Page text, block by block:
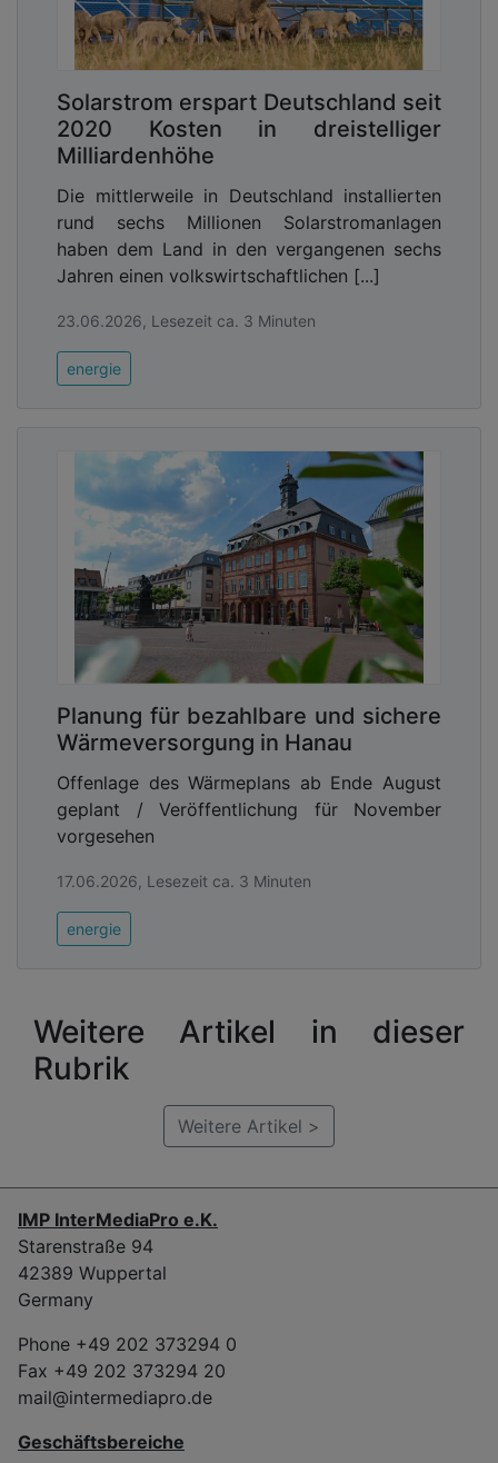
Solarstrom erspart Deutschland seit
2020 Kosten in dreistelliger
Milliardenhöhe
Die mittlerweile in Deutschland installierten
rund sechs Millionen Solarstromanlagen
haben dem Land in den vergangenen sechs
Jahren einen volkswirtschaftlichen [...]
23.06.2026, Lesezeit ca. 3 Minuten
energie
Planung für bezahlbare und sichere
Wärmeversorgung in Hanau
Offenlage des Wärmeplans ab Ende August
geplant / Veröffentlichung für November
vorgesehen
17.06.2026, Lesezeit ca. 3 Minuten
energie
Weitere Artikel in dieser
Rubrik
Weitere Artikel >
IMP InterMediaPro e.K.
Starenstraße 94
42389 Wuppertal
Germany
Phone +49 202 373294 0
Fax +49 202 373294 20
mail@intermediapro.de
Geschäftsbereiche